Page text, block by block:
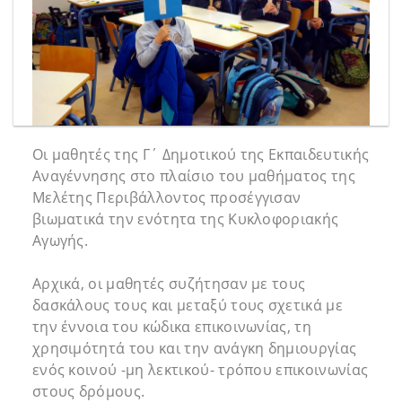
Οι μαθητές της Γ΄ Δημοτικού της Εκπαιδευτικής
Αναγέννησης στο πλαίσιο του μαθήματος της
Μελέτης Περιβάλλοντος προσέγγισαν
βιωματικά την ενότητα της Κυκλοφοριακής
Αγωγής.
Αρχικά, οι μαθητές συζήτησαν με τους
δασκάλους τους και μεταξύ τους σχετικά με
την έννοια του κώδικα επικοινωνίας, τη
χρησιμότητά του και την ανάγκη δημιουργίας
ενός κοινού -μη λεκτικού- τρόπου επικοινωνίας
στους δρόμους.